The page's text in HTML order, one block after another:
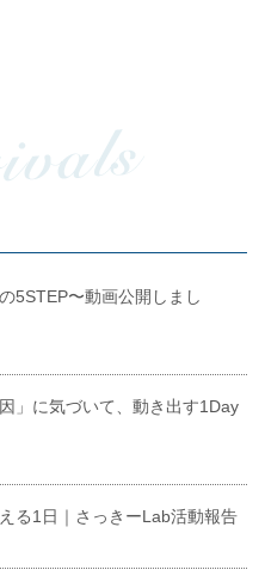
5STEP〜動画公開しまし
」に気づいて、動き出す1Day
る1日｜さっきーLab活動報告